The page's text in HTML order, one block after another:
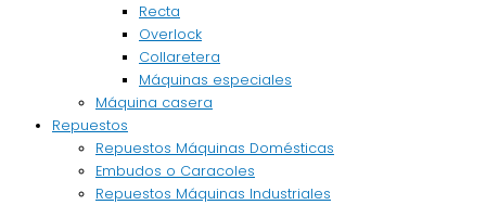
Recta
Overlock
Collaretera
Máquinas especiales
Máquina casera
Repuestos
Repuestos Máquinas Domésticas
Embudos o Caracoles
Repuestos Máquinas Industriales